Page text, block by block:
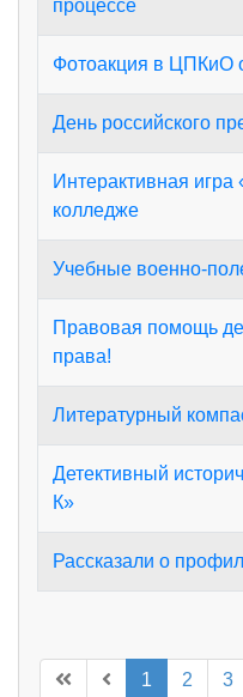
процессе
Фотоакция в ЦПКиО
День российского
Интерактивная игра
колледже
Учебные военно-
Правовая помощь
права!
Литературный
Детективный
К»
Рассказали о
1 2 3